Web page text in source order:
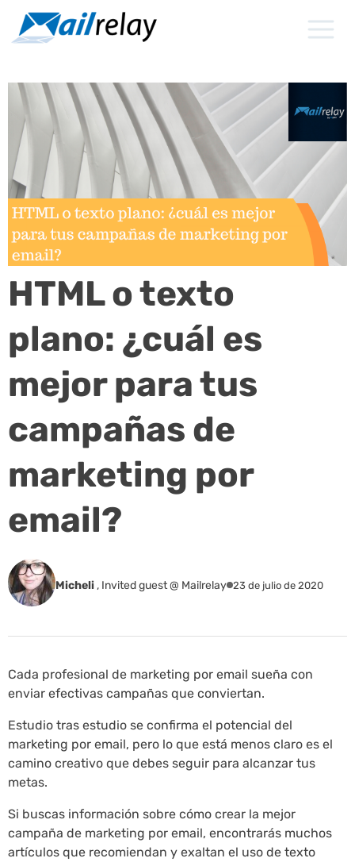
contenido
HTML o texto
plano: ¿cuál es
mejor para tus
campañas de
marketing por
email?
Micheli , Invited guest @ Mailrelay 23 de julio de 2020
Cada profesional de marketing por email sueña con
enviar efectivas campañas que conviertan.
Estudio tras estudio se confirma el potencial del
marketing por email, pero lo que está menos claro es el
camino creativo que debes seguir para alcanzar tus
metas.
Si buscas información sobre cómo crear la mejor
campaña de marketing por email, encontrarás muchos
artículos que recomiendan y exaltan el uso de texto